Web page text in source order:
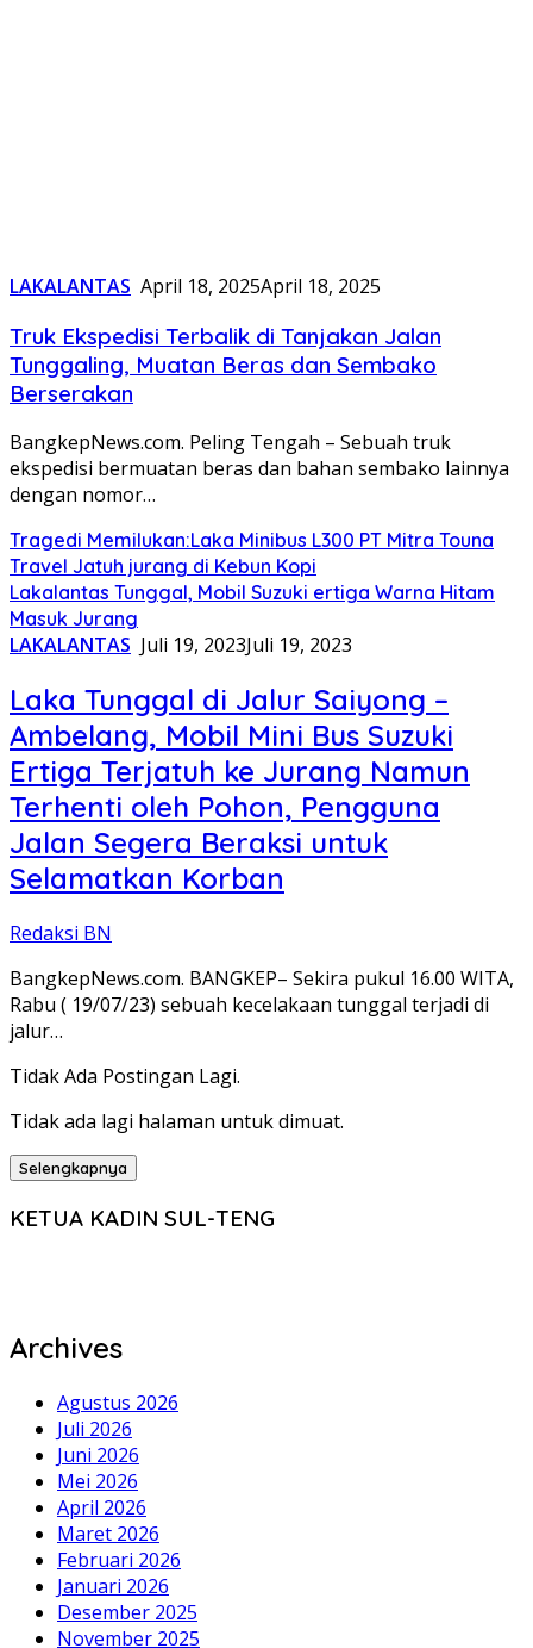
LAKALANTAS April 18, 2025April 18, 2025
Truk Ekspedisi Terbalik di Tanjakan Jalan
Tunggaling, Muatan Beras dan Sembako
Berserakan
BangkepNews.com. Peling Tengah – Sebuah truk
ekspedisi bermuatan beras dan bahan sembako lainnya
dengan nomor…
Tragedi Memilukan:Laka Minibus L300 PT Mitra Touna
Travel Jatuh jurang di Kebun Kopi
Lakalantas Tunggal, Mobil Suzuki ertiga Warna Hitam
Masuk Jurang
LAKALANTAS Juli 19, 2023Juli 19, 2023
Laka Tunggal di Jalur Saiyong –
Ambelang, Mobil Mini Bus Suzuki
Ertiga Terjatuh ke Jurang Namun
Terhenti oleh Pohon, Pengguna
Jalan Segera Beraksi untuk
Selamatkan Korban
Redaksi BN
BangkepNews.com. BANGKEP– Sekira pukul 16.00 WITA,
Rabu ( 19/07/23) sebuah kecelakaan tunggal terjadi di
jalur…
Tidak Ada Postingan Lagi.
Tidak ada lagi halaman untuk dimuat.
Selengkapnya
KETUA KADIN SUL-TENG
Archives
Agustus 2026
Juli 2026
Juni 2026
Mei 2026
April 2026
Maret 2026
Februari 2026
Januari 2026
Desember 2025
November 2025